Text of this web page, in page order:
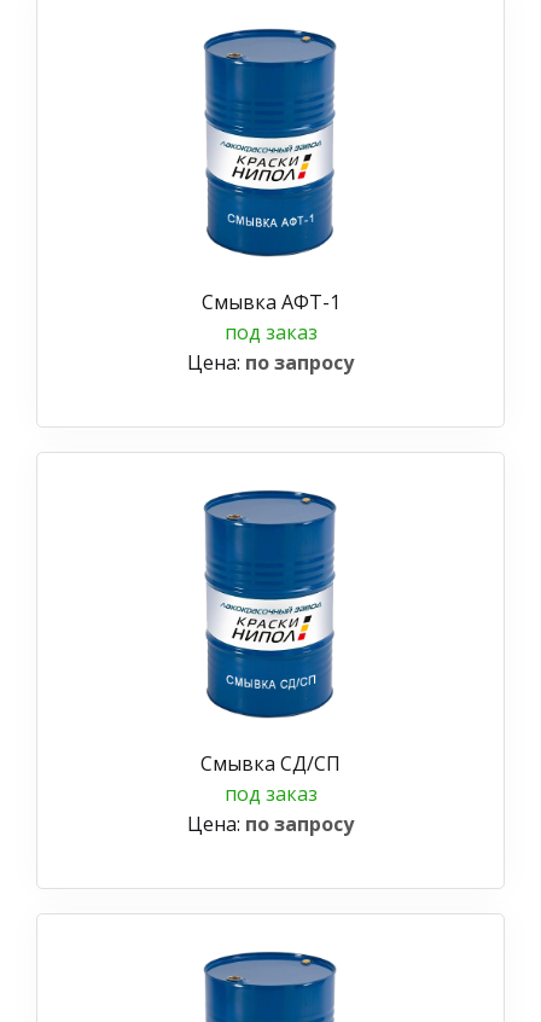
Смывка АФТ-1
под заказ
Цена: по запросу
Смывка СД/СП
под заказ
Цена: по запросу